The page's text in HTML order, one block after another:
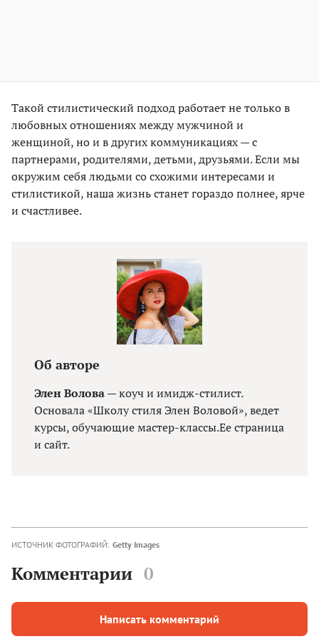
Такой стилистический подход работает не только в
любовных отношениях между мужчиной и
женщиной, но и в других коммуникациях — с
партнерами, родителями, детьми, друзьями. Если мы
окружим себя людьми со схожими интересами и
стилистикой, наша жизнь станет гораздо полнее, ярче
и счастливее.
Об авторе
Элен Волова— коуч и имидж-стилист.
Основала «Школу стиля Элен Воловой», ведет
курсы, обучающие мастер-классы.Ее страница
и сайт.
ИСТОЧНИК ФОТОГРАФИЙ: Getty Images
Комментарии 0
Написать комментарий